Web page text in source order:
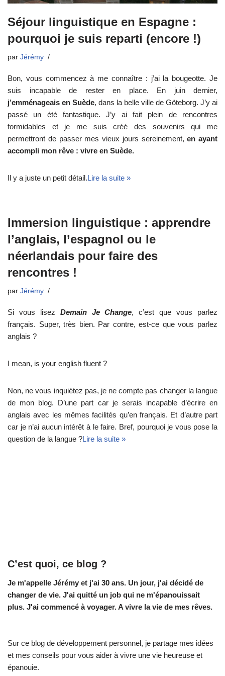
Séjour linguistique en Espagne :
pourquoi je suis reparti (encore !)
par Jérémy
Bon, vous commencez à me connaître : j’ai la bougeotte. Je
suis incapable de rester en place. En juin dernier,
j’emménageais en Suède, dans la belle ville de Göteborg. J’y ai
passé un été fantastique. J’y ai fait plein de rencontres
formidables et je me suis créé des souvenirs qui me
permettront de passer mes vieux jours sereinement, en ayant
accompli mon rêve : vivre en Suède.
Il y a juste un petit détail.Lire la suite »
Immersion linguistique : apprendre
l’anglais, l’espagnol ou le
néerlandais pour faire des
rencontres !
par Jérémy
Si vous lisez Demain Je Change, c’est que vous parlez
français. Super, très bien. Par contre, est-ce que vous parlez
anglais ?
I mean, is your english fluent ?
Non, ne vous inquiétez pas, je ne compte pas changer la langue
de mon blog. D’une part car je serais incapable d’écrire en
anglais avec les mêmes facilités qu’en français. Et d’autre part
car je n’ai aucun intérêt à le faire. Bref, pourquoi je vous pose la
question de la langue ?Lire la suite »
C’est quoi, ce blog ?
Je m'appelle Jérémy et j'ai 30 ans. Un jour, j'ai décidé de
changer de vie. J'ai quitté un job qui ne m'épanouissait
plus. J'ai commencé à voyager. A vivre la vie de mes rêves.
Sur ce blog de développement personnel, je partage mes idées
et mes conseils pour vous aider à vivre une vie heureuse et
épanouie.